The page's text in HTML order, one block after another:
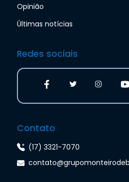
Opinião
Últimas notícias
Redes sociais
Contato
(17) 3321-7070